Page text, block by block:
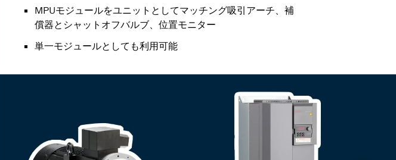
MPUモジュールをユニットとしてマッチング吸引アーチ、補
償器とシャットオフバルブ、位置モニター
単一モジュールとしても利用可能